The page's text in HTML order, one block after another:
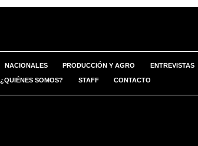
NACIONALES PRODUCCIÓN Y AGRO ENTREVISTAS
¿QUIÉNES SOMOS? STAFF CONTACTO